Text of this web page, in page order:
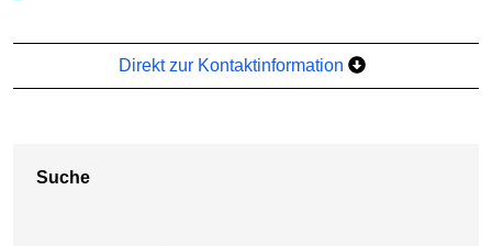
Direkt zur Kontaktinformation
Suche